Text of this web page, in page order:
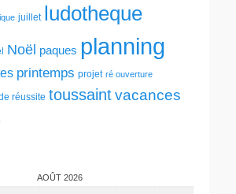
juillet ludotheque
Noël paques planning
printemps projet ré ouverture
réussite toussaintvacances
AOÛT 2026